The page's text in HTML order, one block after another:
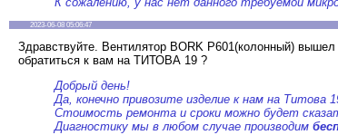
2023-06-08 05:06:47
Здравствуйте. Вентилятор BORK P601(колонный)
обратиться к вам на ТИТОВА 19 ?
Добрый день!
Да, конечно привозите изделие к нам на Титова
Стоимость ремонта и сроки можно будет
Диагностику мы в любом случае производим